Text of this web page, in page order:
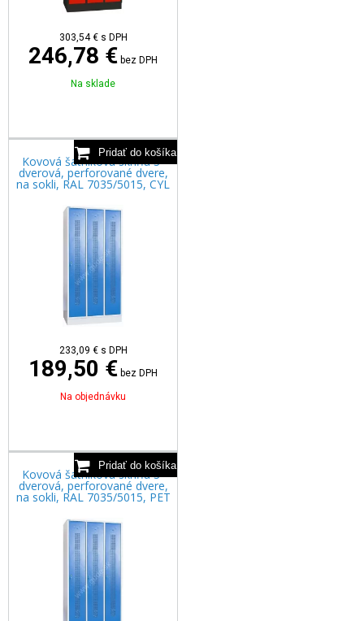
303,54 € s DPH
246,78 € bez DPH
Na sklade
Kovová šatníková skriňa 3-
dverová, perforované dvere,
na sokli, RAL 7035/5015, CYL
233,09 € s DPH
189,50 € bez DPH
Na objednávku
Kovová šatníková skriňa 3-
dverová, perforované dvere,
na sokli, RAL 7035/5015, PET